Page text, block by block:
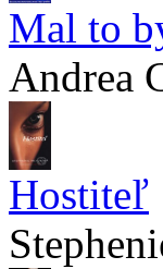
Mal to
Andrea
Hostiteľ